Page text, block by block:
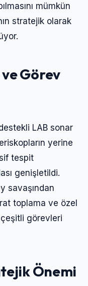
mümkün
stratejik olarak
Görev
LAB sonar
yerine
tespit
genişletildi.
savaşından
toplama ve özel
görevleri
Önemi